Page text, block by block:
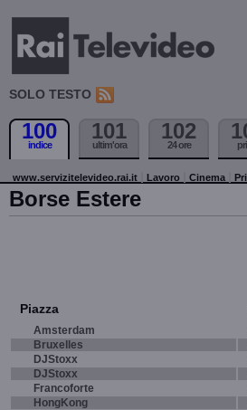
SOLO TESTO
100
indice
101
ultim'ora
102
24 ore
www.servizitelevideo.rai.it Lavoro Cinema
Borse Estere
Piazza
Amsterdam
Bruxelles
DJStoxx
DJStoxx
Francoforte
HongKong